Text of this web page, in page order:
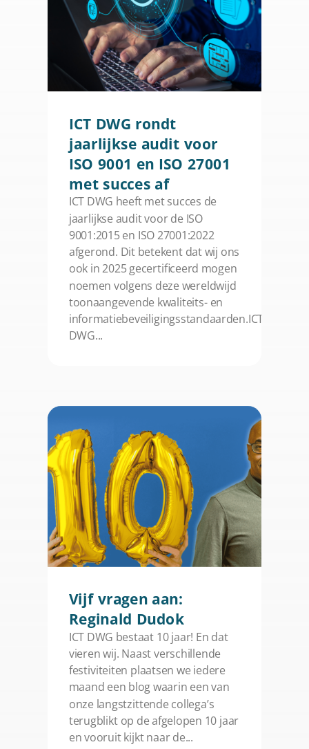
ICT DWG rondt
jaarlijkse audit voor
ISO 9001 en ISO 27001
met succes af
ICT DWG heeft met succes de
jaarlijkse audit voor de ISO
9001:2015 en ISO 27001:2022
afgerond. Dit betekent dat wij ons
ook in 2025 gecertificeerd mogen
noemen volgens deze wereldwijd
toonaangevende kwaliteits- en
informatiebeveiligingsstandaarden.ICT
DWG...
Vijf vragen aan:
Reginald Dudok
ICT DWG bestaat 10 jaar! En dat
vieren wij. Naast verschillende
festiviteiten plaatsen we iedere
maand een blog waarin een van
onze langstzittende collega’s
terugblikt op de afgelopen 10 jaar
en vooruit kijkt naar de...